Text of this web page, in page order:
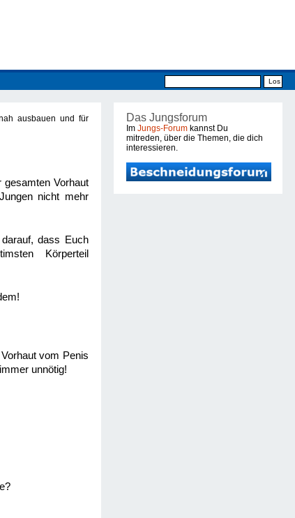
Das Jungsforum
Im Jungs-Forum kannst Du
mitreden, über die Themen, die dich
interessieren.
ausbauen und für
gesamten Vorhaut
nicht mehr
dass Euch
Körperteil
vom Penis
unnötig!